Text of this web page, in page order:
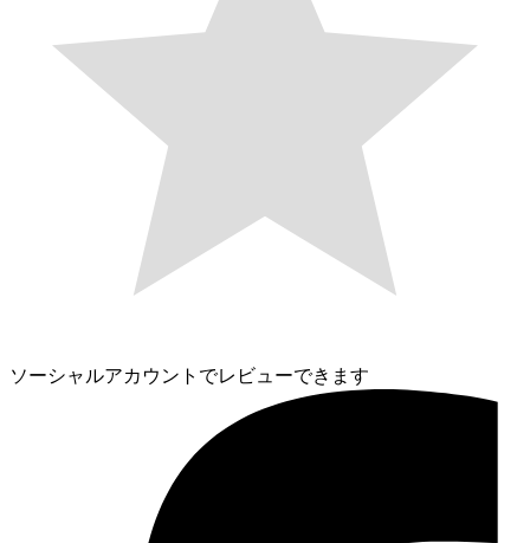
ソーシャルアカウントでレビューできます